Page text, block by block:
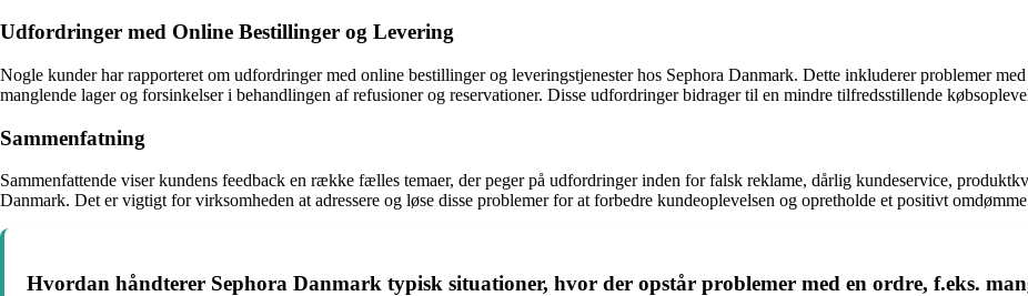
Udfordringer med Online Bestillinger og Levering
Nogle kunder har rapporteret om udfordringer med online bestillinger og leveringstjenester hos Sephora Danmark. Dette inkluderer problemer
manglende lager og forsinkelser i behandlingen af refusioner og reservationer. Disse udfordringer bidrager til en mindre tilfredsstillende
Sammenfatning
Sammenfattende viser kundens feedback en række fælles temaer, der peger på udfordringer inden for falsk reklame, dårlig kundeservice,
Danmark. Det er vigtigt for virksomheden at adressere og løse disse problemer for at forbedre kundeoplevelsen og opretholde et positivt
Hvordan håndterer Sephora Danmark typisk situationer, hvor der opstår problemer med en ordre, f.eks.